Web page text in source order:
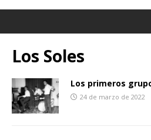
Los Soles
Los primeros
24 de marzo de 2022